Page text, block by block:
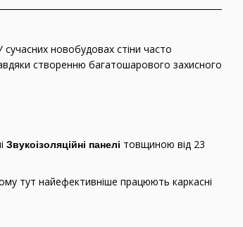
новобудовах стіни часто
створенню багатошарового захисного
Звукоізоляційні панелі товщиною від 23
тут найефективніше працюють каркасні